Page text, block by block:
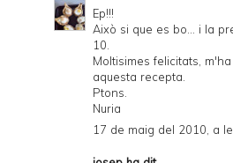
Ep!!!
Això si que es bo... i la
10.
Moltisimes felicitats,
aquesta recepta.
Ptons.
Nuria
17 de maig del 2010, a